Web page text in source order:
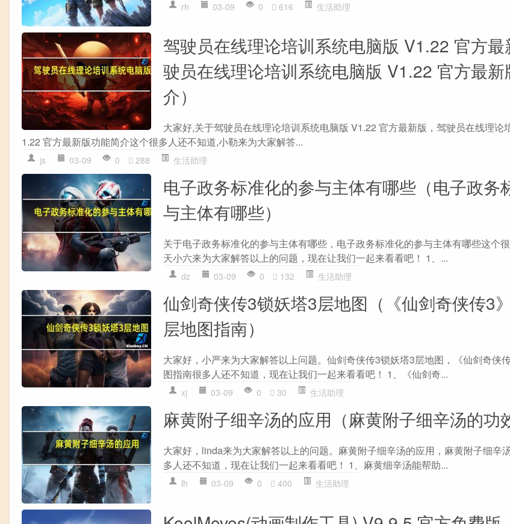
rh 03-09 0 616 生活助理
驾驶员在线理论培训系统电脑版 V1.22 官方最
驶员在线理论培训系统电脑版 V1.22 官方最新
介）
大家好,关于驾驶员在线理论培训系统电脑版 V1.22 官方最新版，驾驶员在线理论
1.22 官方最新版功能简介这个很多人还不知道,小勒来为大家解答...
js 03-09 0 288 生活助理
电子政务标准化的参与主体有哪些（电子政务
与主体有哪些）
关于电子政务标准化的参与主体有哪些，电子政务标准化的参与主体有哪些这个
天小六来为大家解答以上的问题，现在让我们一起来看看吧！ 1、...
dz 03-09 0 132 生活助理
仙剑奇侠传3锁妖塔3层地图（《仙剑奇侠传3
层地图指南）
大家好，小严来为大家解答以上问题。仙剑奇侠传3锁妖塔3层地图，《仙剑奇侠
图指南很多人还不知道，现在让我们一起来看看吧！ 1、《仙剑奇...
xj 03-09 0 30 生活助理
麻黄附子细辛汤的应用（麻黄附子细辛汤的功
大家好，linda来为大家解答以上的问题。麻黄附子细辛汤的应用，麻黄附子细辛
多人还不知道，现在让我们一起来看看吧！ 1、麻黄细辛汤能帮助...
lh 03-09 0 400 生活助理